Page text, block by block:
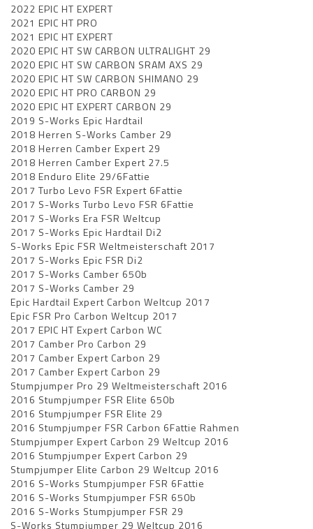
2022 EPIC HT EXPERT
2021 EPIC HT PRO
2021 EPIC HT EXPERT
2020 EPIC HT SW CARBON ULTRALIGHT 29
2020 EPIC HT SW CARBON SRAM AXS 29
2020 EPIC HT SW CARBON SHIMANO 29
2020 EPIC HT PRO CARBON 29
2020 EPIC HT EXPERT CARBON 29
2019 S-Works Epic Hardtail
2018 Herren S-Works Camber 29
2018 Herren Camber Expert 29
2018 Herren Camber Expert 27.5
2018 Enduro Elite 29/6Fattie
2017 Turbo Levo FSR Expert 6Fattie
2017 S-Works Turbo Levo FSR 6Fattie
2017 S-Works Era FSR Weltcup
2017 S-Works Epic Hardtail Di2
S-Works Epic FSR Weltmeisterschaft 2017
2017 S-Works Epic FSR Di2
2017 S-Works Camber 650b
2017 S-Works Camber 29
Epic Hardtail Expert Carbon Weltcup 2017
Epic FSR Pro Carbon Weltcup 2017
2017 EPIC HT Expert Carbon WC
2017 Camber Pro Carbon 29
2017 Camber Expert Carbon 29
2017 Camber Expert Carbon 29
Stumpjumper Pro 29 Weltmeisterschaft 2016
2016 Stumpjumper FSR Elite 650b
2016 Stumpjumper FSR Elite 29
2016 Stumpjumper FSR Carbon 6Fattie Rahmen
Stumpjumper Expert Carbon 29 Weltcup 2016
2016 Stumpjumper Expert Carbon 29
Stumpjumper Elite Carbon 29 Weltcup 2016
2016 S-Works Stumpjumper FSR 6Fattie
2016 S-Works Stumpjumper FSR 650b
2016 S-Works Stumpjumper FSR 29
S-Works Stumpjumper 29 Weltcup 2016